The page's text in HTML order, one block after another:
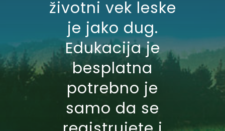
životni vek leske
je jako dug.
Edukacija je
besplatna
potrebno je
samo da se